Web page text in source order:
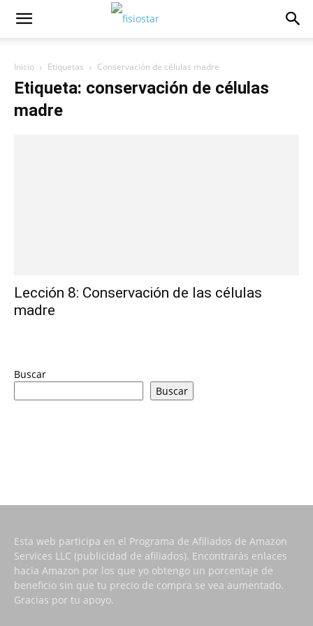
Inicio Etiquetas Conservación de células madre
Etiqueta: conservación de células
madre
Lección 8: Conservación de las células
madre
Buscar
Buscar
Esta web participa en el Programa de Afiliados de Amazon
Services LLC (publicidad de afiliados). Encontrarás enlaces
hacia Amazon por los que yo obtengo un porcentaje de
beneficio sin que tu precio de compra se vea aumentado.
Gracias por tu apoyo.